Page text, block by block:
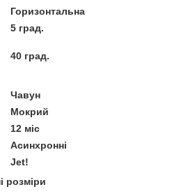
Горизонтальна
5 град.
40 град.
Чавун
Мокрий
12 міс
Асинхронні
Jet!
розміри